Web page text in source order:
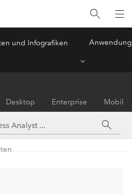
und Infografiken
Desktop Enterprise Mobil